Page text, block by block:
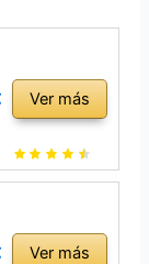
Ver más
Ver más